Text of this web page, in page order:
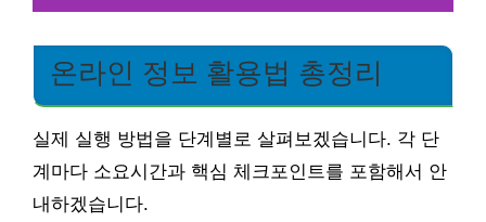
온라인 정보 활용법 총정리
실제 실행 방법을 단계별로 살펴보겠습니다. 각 단
계마다 소요시간과 핵심 체크포인트를 포함해서 안
내하겠습니다.